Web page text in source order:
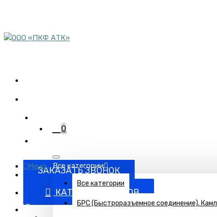
ЗАКАЗАТЬ ЗВОНОК
0
Все категории
Все категории
БРС (Быстроразъемное соединение).
Меню
КАТАЛОГ ТОВАРОВ
Поставка запорно-регулирующей и запорной арматуры